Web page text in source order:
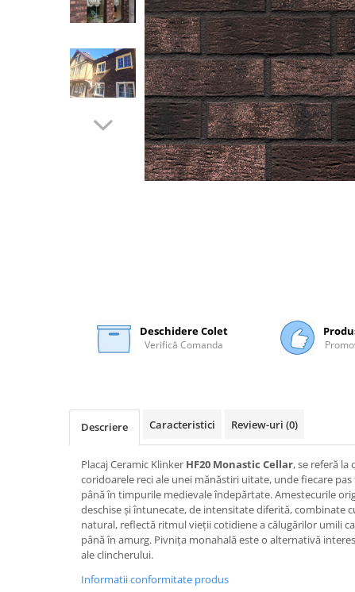
Plasă Termoizolație
Plasă Tencuieli și Șape
Doze și Platforme
Accesorii Finisaje
Gips Carton
Piese pentru CD si UA
Benzi Gips Carton
Dibluri Gips Carton
Profile Gips Carton
Ipsos îmbinare Gips Carton
Plăci Gips Carton
Acoperiri Elastice, Textile și din
Deschidere Colet
Verifică Comanda
Descriere Caracteristici Review-uri (0)
Placaj Ceramic Klinker HF20 Monastic Cellar, se referă la
coridoarele reci ale unei mănăstiri uitate, unde fiecare
până în timpurile medievale îndepărtate. Amestecurile
deschise și întunecate, de intensitate diferită, combinate
natural, reflectă ritmul vieții cotidiene a călugărilor umili
până în amurg. Pivnița monahală este o alternativă
ale clincherului.
Informatii conformitate produs